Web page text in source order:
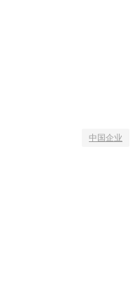
中国企业